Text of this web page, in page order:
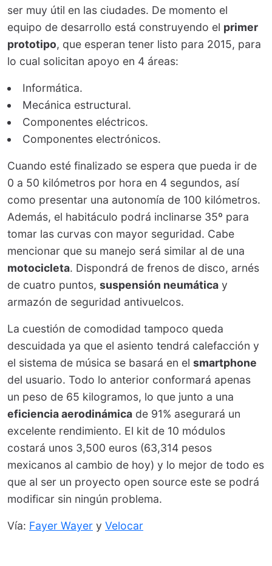
ser muy útil en las ciudades. De momento el
equipo de desarrollo está construyendo el primer
prototipo, que esperan tener listo para 2015, para
lo cual solicitan apoyo en 4 áreas:
Informática.
Mecánica estructural.
Componentes eléctricos.
Componentes electrónicos.
Cuando esté finalizado se espera que pueda ir de
0 a 50 kilómetros por hora en 4 segundos, así
como presentar una autonomía de 100 kilómetros.
Además, el habitáculo podrá inclinarse 35º para
tomar las curvas con mayor seguridad. Cabe
mencionar que su manejo será similar al de una
motocicleta. Dispondrá de frenos de disco, arnés
de cuatro puntos, suspensión neumática y
armazón de seguridad antivuelcos.
La cuestión de comodidad tampoco queda
descuidada ya que el asiento tendrá calefacción y
el sistema de música se basará en el smartphone
del usuario. Todo lo anterior conformará apenas
un peso de 65 kilogramos, lo que junto a una
eficiencia aerodinámica de 91% asegurará un
excelente rendimiento. El kit de 10 módulos
costará unos 3,500 euros (63,314 pesos
mexicanos al cambio de hoy) y lo mejor de todo es
que al ser un proyecto open source este se podrá
modificar sin ningún problema.
Vía: Fayer Wayer y Velocar